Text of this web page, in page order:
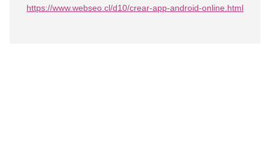
https://www.webseo.cl/d10/crear-app-android-online.html